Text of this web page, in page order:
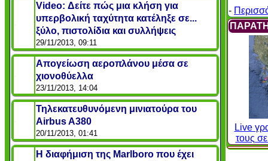
Video: Δείτε πώς μια κλήση για
υπερβολική ταχύτητα κατέληξε σε...
ξύλο, πιστολίδια και συλλήψεις
29/11/2013, 09:11
Απογείωση αεροπλάνου μέσα σε
χιονοθύελλα
23/11/2013, 14:04
Τηλεκατευθυνόμενη μινιατούρα του
Airbus A380
20/11/2013, 01:41
Η διαφήμιση της Marlboro που έχει
-
Live
τους